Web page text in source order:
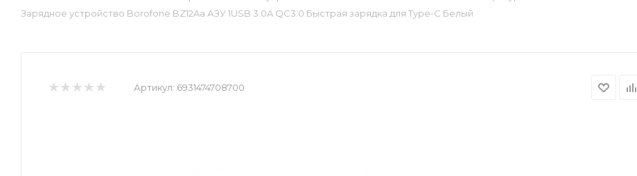
Зарядное устройство Borofone BZ12Aa АЗУ 1USB 3.0A QC3.0 Быстрая зарядка для Type-C Белый
Артикул: 6931474708700